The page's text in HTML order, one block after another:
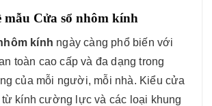
mẫu Cửa sổ nhôm kính
kính ngày càng phổ biến với
toàn cao cấp và đa dạng trong
của mỗi người, mỗi nhà. Kiểu cửa
kính cường lực và các loại khung